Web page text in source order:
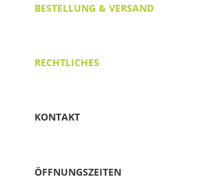
BESTELLUNG & VERSAND
RECHTLICHES
KONTAKT
ÖFFNUNGSZEITEN